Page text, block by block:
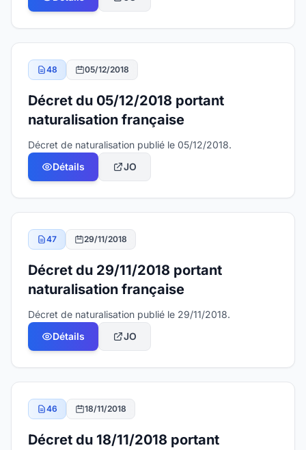
48 05/12/2018
Décret du 05/12/2018 portant
naturalisation française
Décret de naturalisation publié le 05/12/2018.
Détails
JO
47 29/11/2018
Décret du 29/11/2018 portant
naturalisation française
Décret de naturalisation publié le 29/11/2018.
Détails
JO
46 18/11/2018
Décret du 18/11/2018 portant